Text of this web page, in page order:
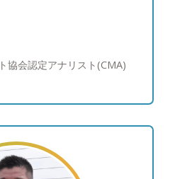
ています。現在ポートフォ
お応え出来るサービスを提
負しています。 【資産運
について】 富裕層の皆様
株よりも値動きが安定的な
信やETFの組み合わせを中
的な利息とキャピタルゲイ
オを構築しています。 結
上下はあるもののご納得い
協会認定アナリスト(CMA)